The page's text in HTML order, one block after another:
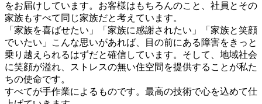
をお届けしています。お客様はもちろんのこと、社員とその
家族もすべて同じ家族だと考えています。
「家族を喜ばせたい」「家族に感謝されたい」「家族と笑顔
でいたい」こんな思いがあれば、目の前にある障害をきっと
乗り越えられるはずだと確信しています。そして、地域社会
に笑顔が溢れ、ストレスの無い住空間を提供することが私た
ちの使命です。
すべてが手作業によるものです。最高の技術で心を込めて仕